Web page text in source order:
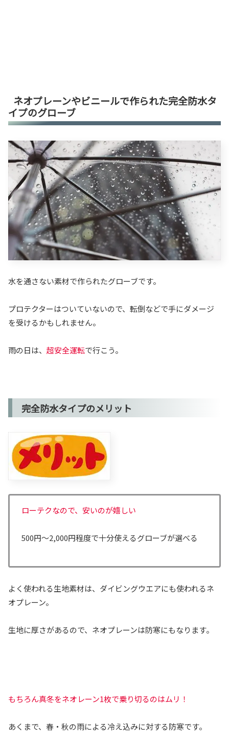
ネオプレーンやビニールで作られた完全防水タ
イプのグローブ
水を通さない素材で作られたグローブです。
プロテクターはついていないので、転倒などで手にダメージ
を受けるかもしれません。
雨の日は、 超安全運転で行こう。
完全防水タイプのメリット
ローテクなので、安いのが嬉しい
500円～2,000円程度で十分使えるグローブが選べる
よく使われる生地素材は、ダイビングウエアにも使われるネ
オプレーン。
生地に厚さがあるので、ネオプレーンは防寒にもなります。
もちろん真冬をネオレーン1枚で乗り切るのはムリ！
あくまで、春・秋の雨による冷え込みに対する防寒です。